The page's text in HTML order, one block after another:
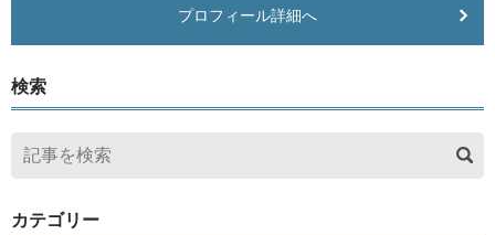
プロフィール詳細へ
検索
カテゴリー